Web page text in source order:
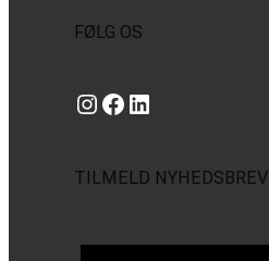
FØLG OS
Instagram https://www.facebook.com/danishbeachvolleytour LinkedIn
TILMELD NYHEDSBREV